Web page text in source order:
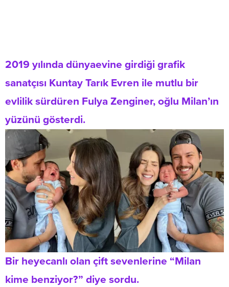
2019 yılında dünyaevine girdiği grafik
sanatçısı Kuntay Tarık Evren ile mutlu bir
evlilik sürdüren Fulya Zenginer, oğlu Milan’ın
yüzünü gösterdi.
Bir heyecanlı olan çift sevenlerine “Milan
kime benziyor?” diye sordu.